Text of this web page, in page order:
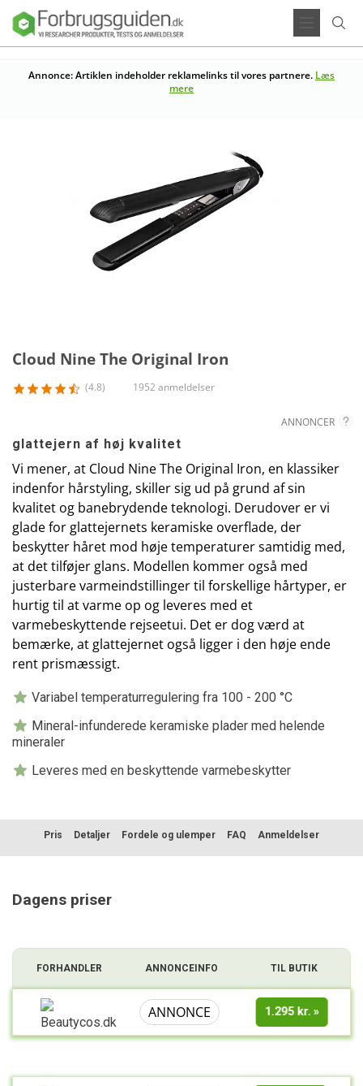
Annonce: Artiklen indeholder reklamelinks til vores partnere. Læs
mere
Cloud Nine The Original Iron
(4.8) 1952 anmeldelser
ANNONCER
glattejern af høj kvalitet
Vi mener, at Cloud Nine The Original Iron, en klassiker
indenfor hårstyling, skiller sig ud på grund af sin
kvalitet og banebrydende teknologi. Derudover er vi
glade for glattejernets keramiske overflade, der
beskytter håret mod høje temperaturer samtidig med,
at det tilføjer glans. Modellen kommer også med
justerbare varmeindstillinger til forskellige hårtyper, er
hurtig til at varme op og leveres med et
varmebeskyttende rejseetui. Det er dog værd at
bemærke, at glattejernet også ligger i den høje ende
rent prismæssigt.
Variabel temperaturregulering fra 100 - 200 °C
Mineral-infunderede keramiske plader med helende
mineraler
Leveres med en beskyttende varmebeskytter
Pris Detaljer Fordele og ulemper FAQ Anmeldelser
Dagens priser
FORHANDLER ANNONCEINFO TIL BUTIK
ANNONCE 1.295 kr.